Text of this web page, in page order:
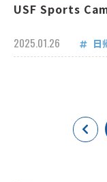
USF Sports
2025.01.26 日